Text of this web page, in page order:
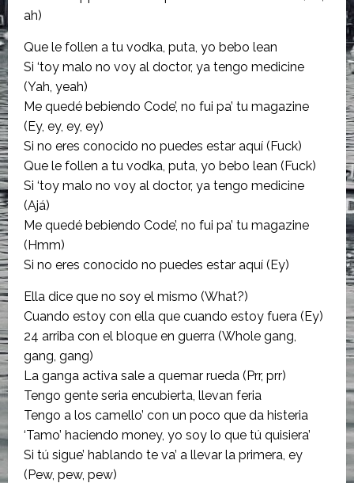
ah)
Que le follen a tu vodka, puta, yo bebo lean
Si ‘toy malo no voy al doctor, ya tengo medicine
(Yah, yeah)
Me quedé bebiendo Code’, no fui pa’ tu magazine
(Ey, ey, ey, ey)
Si no eres conocido no puedes estar aquí (Fuck)
Que le follen a tu vodka, puta, yo bebo lean (Fuck)
Si ‘toy malo no voy al doctor, ya tengo medicine
(Ajá)
Me quedé bebiendo Code’, no fui pa’ tu magazine
(Hmm)
Si no eres conocido no puedes estar aquí (Ey)
Ella dice que no soy el mismo (What?)
Cuando estoy con ella que cuando estoy fuera (Ey)
24 arriba con el bloque en guerra (Whole gang,
gang, gang)
La ganga activa sale a quemar rueda (Prr, prr)
Tengo gente seria encubierta, llevan feria
Tengo a los camello’ con un poco que da histeria
‘Tamo’ haciendo money, yo soy lo que tú quisiera’
Si tú sigue’ hablando te va’ a llevar la primera, ey
(Pew, pew, pew)